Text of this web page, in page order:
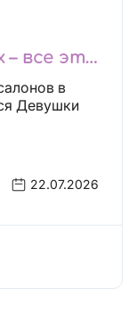
– все это
в
Девушки
22.07.2026